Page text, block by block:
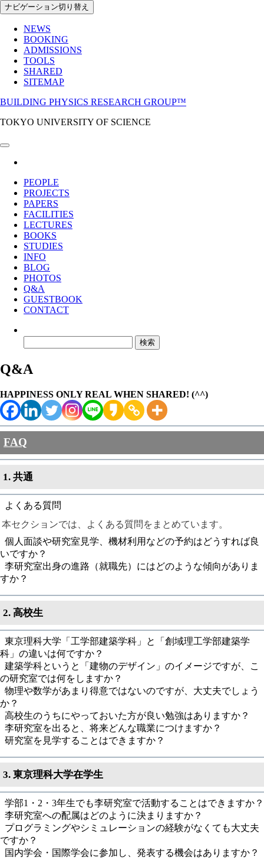
Skip
to
content
ナビゲーション切り替え
NEWS
BOOKING
ADMISSIONS
TOOLS
SHARED
SITEMAP
BUILDING PHYSICS RESEARCH GROUP™
TOKYO UNIVERSITY OF SCIENCE
PEOPLE
PROJECTS
PAPERS
FACILITIES
LECTURES
BOOKS
STUDIES
INFO
BLOG
PHOTOS
Q&A
GUESTBOOK
CONTACT
Q&A
HAPPINESS ONLY REAL WHEN SHARED! (^^)
FAQ
1. 共通
よくある質問
本セクションでは、よくある質問をまとめています。
個人面談や研究室見学、機材利用などの予約はどうすれば良
いですか？
李研究室出身の進路（就職先）にはどのような傾向がありま
すか？
2. 高校生
東京理科大学「工学部建築学科」と「創域理工学部建築学
科」の違いは何ですか？
建築学科というと「建物のデザイン」のイメージですが、こ
の研究室では何をしますか？
物理や数学があまり得意ではないのですが、大丈夫でしょう
か？
高校生のうちにやっておいた方が良い勉強はありますか？
李研究室を出ると、将来どんな職業につけますか？
研究室を見学することはできますか？
3. 東京理科大学在学生
学部1・2・3年生でも李研究室で活動することはできますか？
李研究室への配属はどのように決まりますか？
プログラミングやシミュレーションの経験がなくても大丈夫
ですか？
国内学会・国際学会に参加し、発表する機会はありますか？